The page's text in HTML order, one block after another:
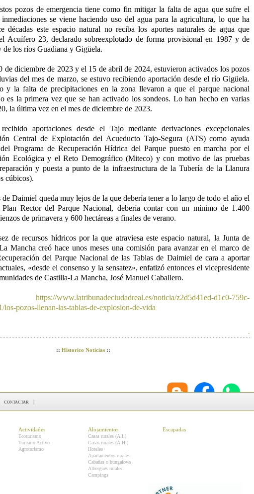
pozos de emergencia tiene como fin mitigar la falta de agua que sufre el
se viene haciendo uso del agua para la agricultura, lo que ha
décadas este espacio natural no reciba los aportes naturales de agua que
Acuífero 23, declarado sobreexplotado de forma provisional en 1987 y de
los ríos Guadiana y Gigüela.
de diciembre de 2023 y el 15 de abril de 2024, estuvieron activados los pozos
del mes de marzo, se estuvo recibiendo aportación desde el río Gigüela.
y la falta de precipitaciones en la zona llevaron a que el parque nacional
es la primera vez que se han activado los sondeos. Lo han hecho en varias
la última vez en el mes de diciembre de 2023.
aportaciones desde el Tajo mediante derivaciones excepcionales
Central de Explotación del Acueducto Tajo-Segura (ATS) como ayuda
Programa de Recuperación Hídrica del Parque puesto en marcha por el
Ecológica y el Reto Demográfico (Miteco) y con motivo de las pruebas
y puesta a punto de la infraestructura de la Tubería de la Llanura
cúbicos).
Daimiel queda muy lejos de la que debería tener a lo largo de todo el año el
Rector del Parque Nacional, debería contar con un mínimo de 1.400
de primavera y 600 hectáreas a finales de verano.
de recursos hídricos por la que atraviesa este espacio natural, la Junta de
Mancha creó hace unos meses una comisión para avanzar en el marco de
del Parque Nacional de las Tablas de Daimiel de cara a aportar
«desde el consenso y la sensatez», enfatizó entonces el vicepresidente
de Castilla-La Mancha, José Manuel Caballero.
https://www.latribunadeciudadreal.es/noticia/z2d5d41ed-d1c0-759c-
los-pozos-llenan-las-tablas-de-explosion-de-vida
-
:: Historico Noticias::
contactar |
Actividades
Ecoturismo
Turismo Activo
Agroturismo
Alojamientos
Casas rurales (A.I.)
Casas rurales (A.H.)
Hoteles
Apartamentos rurales
Cabañas o bungalows
Albergues rurales
Campings
Escapadas